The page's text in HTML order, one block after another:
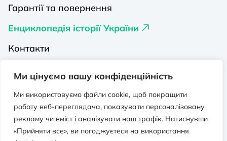
Ми цінуємо вашу конфіденційність
Ми використовуємо файли cookie, щоб покращити
роботу веб-переглядача, показувати персоналізовану
рекламу чи вміст і аналізувати наш трафік. Натиснувши
«Прийняти все», ви погоджуєтеся на використання
Гарантії та повернення
Енциклопедія історії України
Контакти
Видавництва на Порталі
Політика конфіденційності
Публічна оферта